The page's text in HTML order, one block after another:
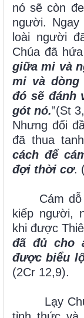
nó sẽ còn
người.
loài người
Chúa đã
giữa mi và
mi và dòng
đó sẽ đánh
gót nó.”(St
Nhưng đối
đã thua
cách để
đợi thời cơ.
Cám dỗ
kiếp người,
khi được
đã đủ cho
được biểu
(2Cr 12,9).
Lạy